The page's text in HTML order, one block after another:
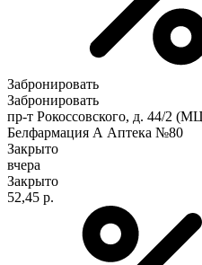
Забронировать
Забронировать
пр-т Рокоссовского, д. 44/2
Белфармация А Аптека №80
Закрыто
вчера
Закрыто
52,45 р.